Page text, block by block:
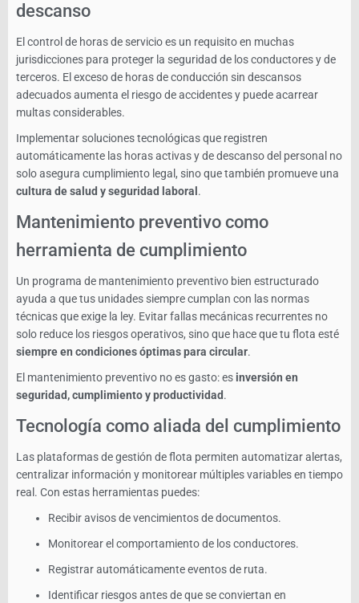
descanso
El control de horas de servicio es un requisito en muchas
jurisdicciones para proteger la seguridad de los conductores y de
terceros. El exceso de horas de conducción sin descansos
adecuados aumenta el riesgo de accidentes y puede acarrear
multas considerables.
Implementar soluciones tecnológicas que registren
automáticamente las horas activas y de descanso del personal no
solo asegura cumplimiento legal, sino que también promueve una
cultura de salud y seguridad laboral .
Mantenimiento preventivo como
herramienta de cumplimiento
Un programa de mantenimiento preventivo bien estructurado
ayuda a que tus unidades siempre cumplan con las normas
técnicas que exige la ley. Evitar fallas mecánicas recurrentes no
solo reduce los riesgos operativos, sino que hace que tu flota esté
siempre en condiciones óptimas para circular.
El mantenimiento preventivo no es gasto: es inversión en
seguridad, cumplimiento y productividad .
Tecnología como aliada del cumplimiento
Las plataformas de gestión de flota permiten automatizar alertas,
centralizar información y monitorear múltiples variables en tiempo
real. Con estas herramientas puedes:
Recibir avisos de vencimientos de documentos.
Monitorear el comportamiento de los conductores.
Registrar automáticamente eventos de ruta.
Identificar riesgos antes de que se conviertan en